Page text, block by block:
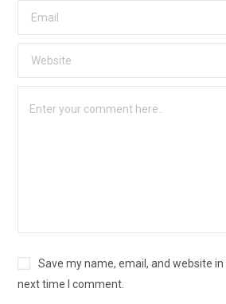
Save my name, email, and website
next time I comment.